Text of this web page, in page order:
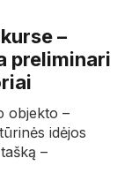
–
preliminari
objekto –
idėjos
–